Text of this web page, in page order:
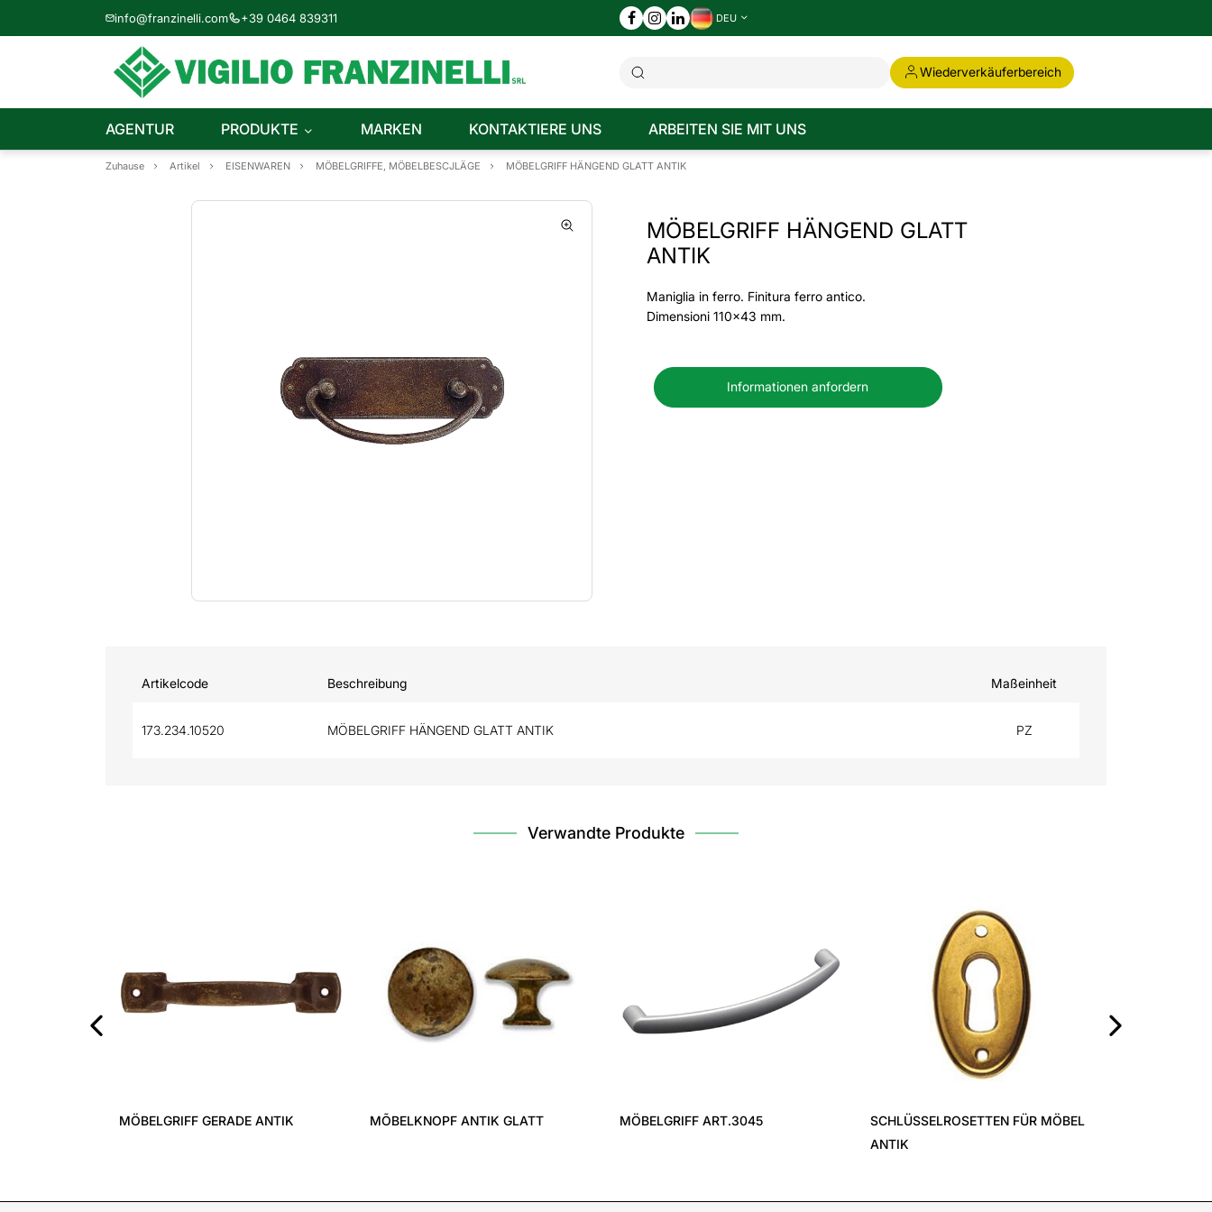
info@franzinelli.com +39 0464 839311 DEU
Wiederverkäuferbereich
AGENTUR PRODUKTE MARKEN KONTAKTIERE UNS ARBEITEN SIE MIT UNS
Zuhause Artikel EISENWAREN MÖBELGRIFFE, MÖBELBESCJLÄGE MÖBELGRIFF HÄNGEND GLATT ANTIK
MÖBELGRIFF HÄNGEND GLATT
ANTIK
Maniglia in ferro. Finitura ferro antico.
Dimensioni 110x43 mm.
Informationen anfordern
Artikelcode Beschreibung Maßeinheit
173.234.10520 MÖBELGRIFF HÄNGEND GLATT ANTIK PZ
Verwandte Produkte
MÖBELGRIFF GERADE ANTIK MÕBELKNOPF ANTIK GLATT MÖBELGRIFF ART.3045
SCHLÜSSELROSETTEN FÜR MÖBEL
ANTIK